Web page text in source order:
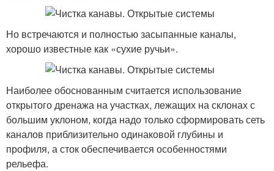
Но встречаются и полностью засыпанные каналы,
хорошо известные как «сухие ручьи».
Наиболее обоснованным считается использование
открытого дренажа на участках, лежащих на склонах с
большим уклоном, когда надо только сформировать сеть
каналов приблизительно одинаковой глубины и
профиля, а сток обеспечивается особенностями
рельефа.